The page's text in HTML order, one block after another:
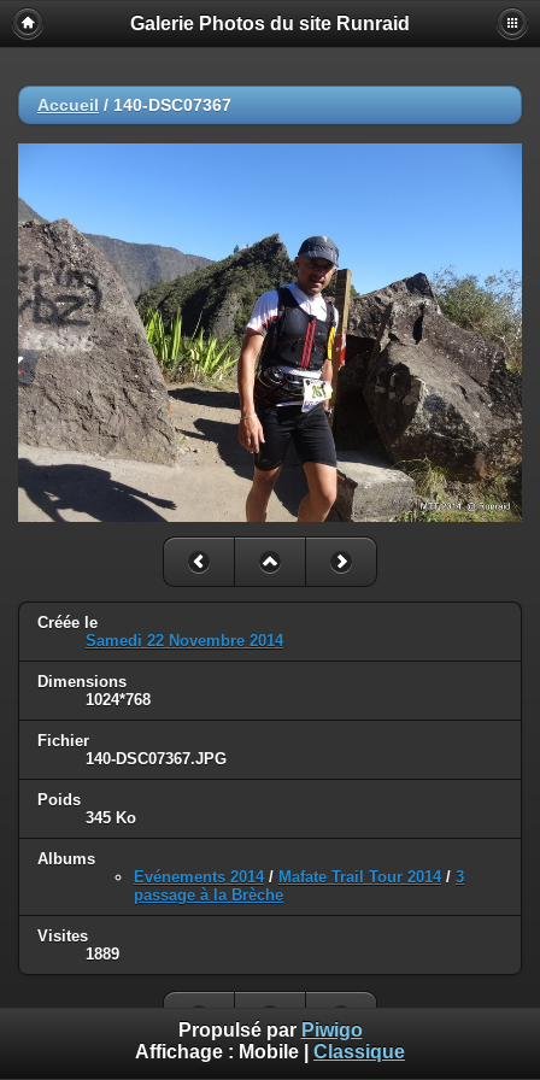
Galerie Photos du site Runraid
Accueil / 140-DSC07367
Créée le
Samedi 22 Novembre 2014
Dimensions
1024*768
Fichier
140-DSC07367.JPG
Poids
345 Ko
Albums
Evénements 2014/ Mafate Trail Tour 2014/ 3
passage à la Brèche
Visites
1889
Propulsé par Piwigo
Affichage : Mobile Classique